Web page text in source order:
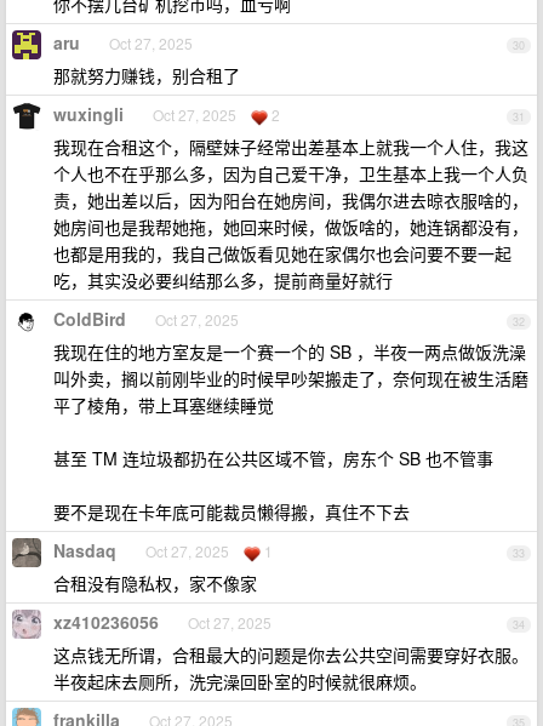
30
aru Oct 27, 2025
那就努力赚钱，别合租了
31
wuxingli Oct 27, 2025 2
我现在合租这个，隔壁妹子经常出差基本上就我一个人住，我这
个人也不在乎那么多，因为自己爱干净，卫生基本上我一个人负
责，她出差以后，因为阳台在她房间，我偶尔进去晾衣服啥的，
她房间也是我帮她拖，她回来时候，做饭啥的，她连锅都没有，
也都是用我的，我自己做饭看见她在家偶尔也会问要不要一起
吃，其实没必要纠结那么多，提前商量好就行
32
ColdBird Oct 27, 2025
我现在住的地方室友是一个赛一个的 SB ，半夜一两点做饭洗澡
叫外卖，搁以前刚毕业的时候早吵架搬走了，奈何现在被生活磨
平了棱角，带上耳塞继续睡觉
甚至 TM 连垃圾都扔在公共区域不管，房东个 SB 也不管事
要不是现在卡年底可能裁员懒得搬，真住不下去
33
Nasdaq Oct 27, 2025 1
合租没有隐私权，家不像家
34
xz410236056 Oct 27, 2025
这点钱无所谓，合租最大的问题是你去公共空间需要穿好衣服。
半夜起床去厕所，洗完澡回卧室的时候就很麻烦。
frankilla Oct 27, 2025